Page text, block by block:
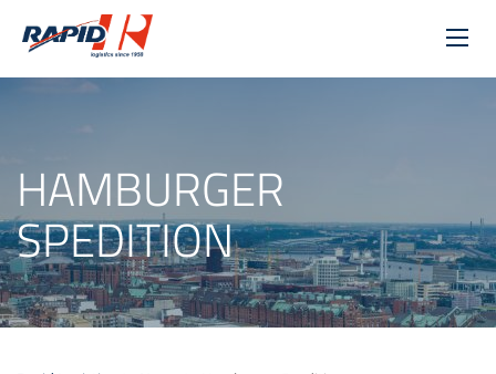
HAMBURGER
SPEDITION